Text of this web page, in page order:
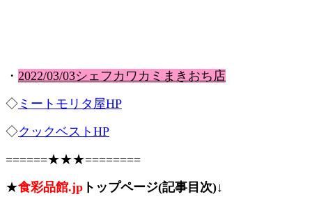
・ 2022/03/03シェフカワカミまきおち店
◇ ミートモリタ屋HP
◇クックベストHP
======★★★========
★食彩品館.jp トップページ(記事目次)↓